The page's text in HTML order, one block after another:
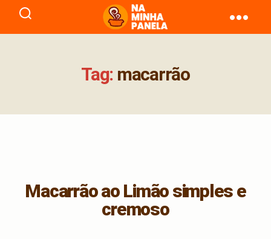
naminhapanela.com
Tag: macarrão
Macarrão ao Limão simples e
cremoso